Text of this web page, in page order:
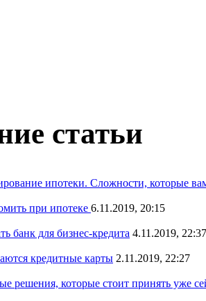
статьи
ипотеки. Сложности, которые
при ипотеке 6.11.2019, 20:15
банк для бизнес-кредита 4.11.2019, 22:37
кредитные карты 2.11.2019, 22:27
решения, которые стоит принять уже